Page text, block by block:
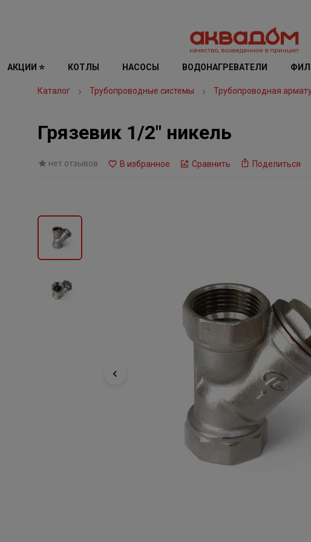
АКЦИИ ⭐ КОТЛЫ НАСОСЫ ВОДОНАГРЕВАТЕЛИ
Каталог Трубопроводные системы Трубопроводная
Грязевик 1/2" никель
нет отзывов В избранное Сравнить Поделиться